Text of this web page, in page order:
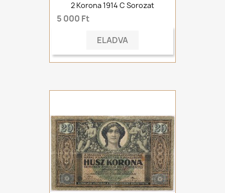
2 Korona 1914 C Sorozat
5 000 Ft
ELADVA